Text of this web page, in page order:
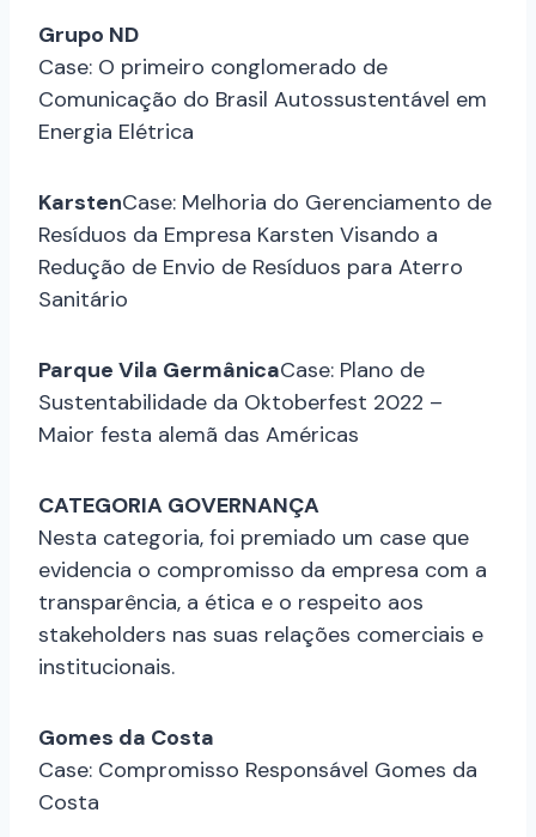
Grupo ND
Case: O primeiro conglomerado de
Comunicação do Brasil Autossustentável em
Energia Elétrica
KarstenCase: Melhoria do Gerenciamento de
Resíduos da Empresa Karsten Visando a
Redução de Envio de Resíduos para Aterro
Sanitário
Parque Vila GermânicaCase: Plano de
Sustentabilidade da Oktoberfest 2022 –
Maior festa alemã das Américas
CATEGORIA GOVERNANÇA
Nesta categoria, foi premiado um case que
evidencia o compromisso da empresa com a
transparência, a ética e o respeito aos
stakeholders nas suas relações comerciais e
institucionais.
Gomes da Costa
Case: Compromisso Responsável Gomes da
Costa